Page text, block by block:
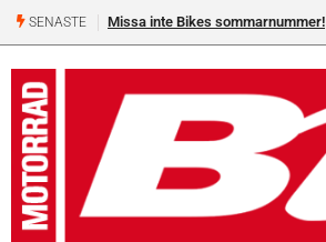
SENASTE Missa inte Bikes sommarnummer!